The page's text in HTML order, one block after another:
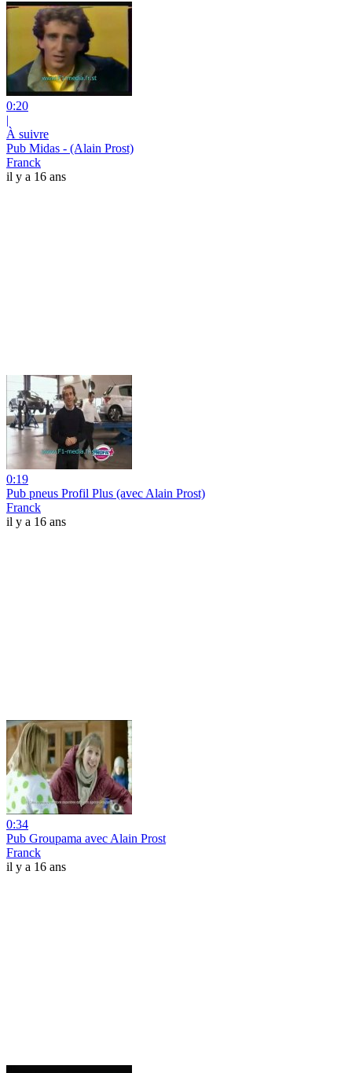
0:20
|
À suivre
Pub Midas - (Alain Prost)
Franck
il y a 16 ans
0:19
Pub pneus Profil Plus (avec Alain Prost)
Franck
il y a 16 ans
0:34
Pub Groupama avec Alain Prost
Franck
il y a 16 ans